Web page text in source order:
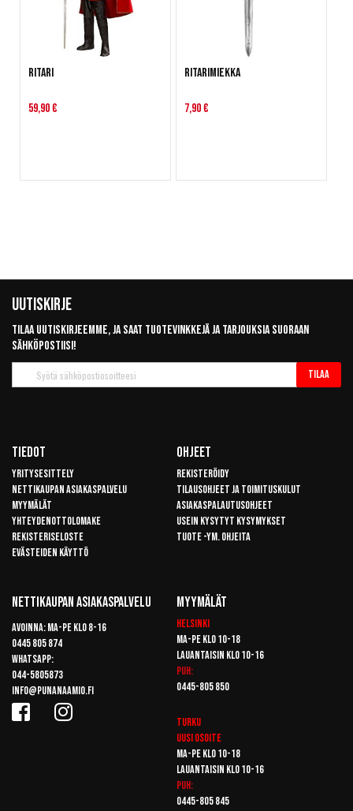
Ritari
59,90 €
Ritarimiekka
7,90 €
Uutiskirje
Tilaa uutiskirjeemme, ja saat tuotevinkkejä ja tarjouksia suoraan
sähköpostiisi!
uutiskirje
Tilaa
Tiedot
Yritysesittely
Nettikaupan asiakaspalvelu
Myymälät
Yhteydenottolomake
Rekisteriseloste
Evästeiden käyttö
Ohjeet
Rekisteröidy
Tilausohjeet ja toimituskulut
Asiakaspalautusohjeet
Usein kysytyt kysymykset
Tuote -ym. ohjeita
Nettikaupan Asiakaspalvelu
Avoinna: Ma-pe klo 8-16
0445 805 874
Whatsapp:
044-5805873
info@punanaamio.fi
Myymälät
Helsinki
Ma-pe klo 10-18
Lauantaisin klo 10-16
Puh:
0445-805 850
Turku
Uusi osoite
Ma-pe klo 10-18
Lauantaisin klo 10-16
Puh:
0445-805 845